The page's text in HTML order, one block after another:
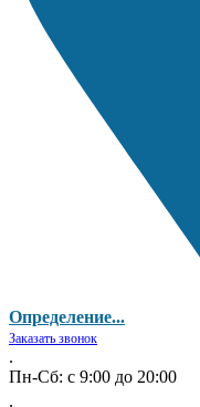
Определение...
Заказать звонок
.
Пн-Сб: с 9:00 до 20:00
.